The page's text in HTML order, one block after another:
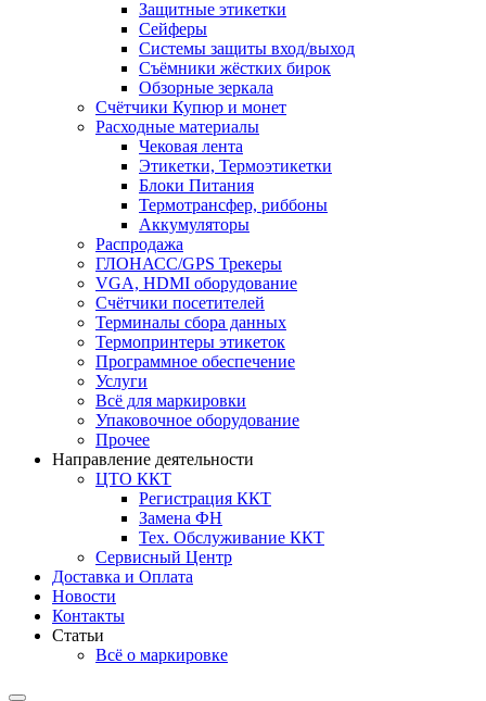
Защитные этикетки
Сейферы
Системы защиты вход/выход
Съёмники жёстких бирок
Обзорные зеркала
Счётчики Купюр и монет
Расходные материалы
Чековая лента
Этикетки, Термоэтикетки
Блоки Питания
Термотрансфер, риббоны
Аккумуляторы
Распродажа
ГЛОНАСС/GPS Трекеры
VGA, HDMI оборудование
Счётчики посетителей
Терминалы сбора данных
Термопринтеры этикеток
Программное обеспечение
Услуги
Всё для маркировки
Упаковочное оборудование
Прочее
Направление деятельности
ЦТО ККТ
Регистрация ККТ
Замена ФН
Тех. Обслуживание ККТ
Сервисный Центр
Доставка и Оплата
Новости
Контакты
Статьи
Всё о маркировке